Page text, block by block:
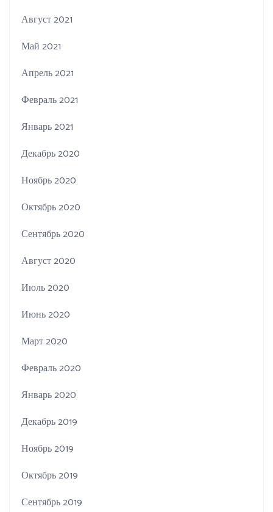
Август 2021
Май 2021
Апрель 2021
Февраль 2021
Январь 2021
Декабрь 2020
Ноябрь 2020
Октябрь 2020
Сентябрь 2020
Август 2020
Июль 2020
Июнь 2020
Март 2020
Февраль 2020
Январь 2020
Декабрь 2019
Ноябрь 2019
Октябрь 2019
Сентябрь 2019